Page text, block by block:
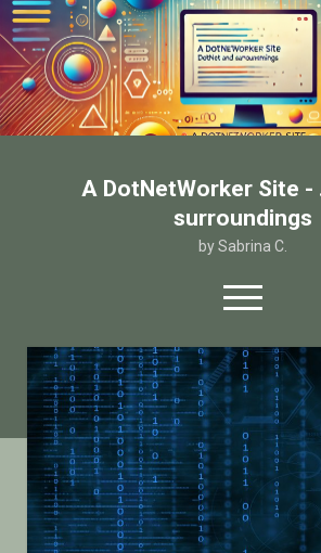
A DotNetWorker Site -
surroundings
by Sabrina C.
open
menu
twitter
Home
Chi sono
Contatto